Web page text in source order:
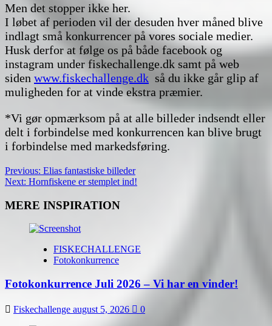
Men det stopper ikke her.
I løbet af perioden vil der desuden hver måned blive
indlagt små konkurrencer på vores sociale medier.
Husk derfor at følge os på både facebook og
instagram under fiskechallenge.dk samt på web
siden www.fiskechallenge.dk så du ikke går glip af
muligheden for at vinde ekstra præmier.
*Vi gør opmærksom på at alle billeder indsendt eller
delt i forbindelse med konkurrencen kan blive brugt
i forbindelse med markedsføring.
Post
navigation
Previous: Elias fantastiske billeder
Next: Hornfiskene er stemplet ind!
MERE INSPIRATION
FISKECHALLENGE
Fotokonkurrence
Fotokonkurrence Juli 2026 – Vi har en vinder!
Fiskechallenge august 5, 2026 0